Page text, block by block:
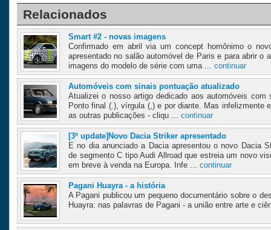
Relacionados
Smart #2 - novas imagens
Confirmado em abril via um concept homônimo o
apresentado no salão automóvel de Paris e para abrir o
imagens do modelo de série com uma ... continuar
Automóveis com sinais pontuação atualizado
Atualizei o nosso artigo dedicado aos automóveis com
Ponto final (.), vírgula (,) e por diante. Mas infelizmente
as outras publicações - cliqu ... continuar
[3º update]Novo Dacia Striker apresentado
E no dia anunciado a Dacia apresentou o novo Dacia
de segmento C tipo Audi Allroad que estreia um novo
em breve à venda na Europa. Infe ... continuar
Pagani Huayra - a história
A Pagani publicou um pequeno documentário sobre o
Huayra: nas palavras de Pagani - a união entre arte e